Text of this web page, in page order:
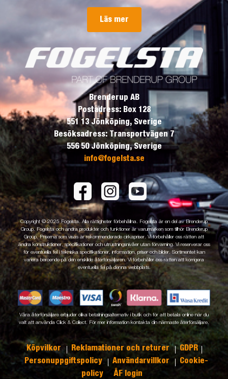
Läs mer
Brenderup AB
Postadress: Box 128
551 13 Jönköping, Sverige
Besöksadress: Transportvägen 7
556 50 Jönköping, Sverige
info@fogelsta.se
Copyright © 2025 Fogelsta. Alla rättigheter förbehållna. Fogelsta är en del av Brenderup
Group. Fogelsta och andra produkter och funktioner är varumärken som tillhör Brenderup
Group. Priserna som visas är rekommenderade cirkapriser. Vi förbehåller oss rätten att
ändra konstruktioner, specifikationer och utrustningsnivåer utan förvarning. Vi reserverar oss
för eventuella fel i tekniska specifikationer, information, priser och bilder. Sortimentet kan
variera beroende på den enskilde återförsäljaren. Vi förbehåller oss rätten att korrigera
eventuella fel på denna webbplats.
Våra återförsäljare erbjuder olika betalningsalternativ i butik och för att betala online när du
valt att använda Click & Collect. För mer information kontakta din närmaste återförsäljare.
Köpvilkor Reklamationer och returer
GDPR
Personuppgiftspolicy
Användarvillkor
Cookie-
policy
ÅF login